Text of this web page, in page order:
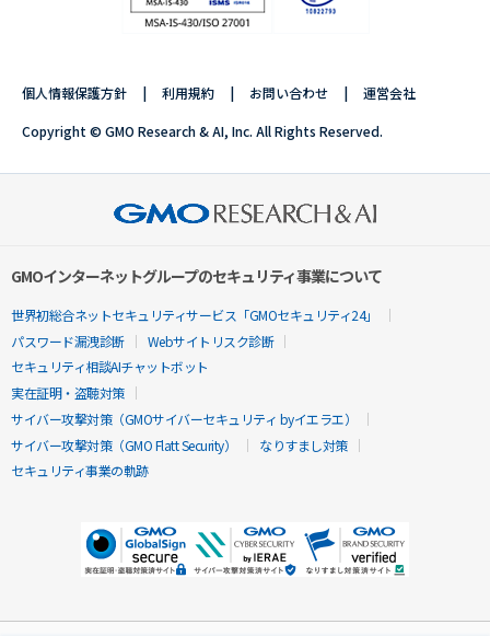
個人情報保護方針 利用規約 お問い合わせ 運営会社
Copyright © GMO Research & AI, Inc. All Rights Reserved.
GMOインターネットグループのセキュリティ事業について
世界初総合ネットセキュリティサービス「GMOセキュリティ24」
パスワード漏洩診断
Webサイトリスク診断
セキュリティ相談AIチャットボット
実在証明・盗聴対策
サイバー攻撃対策（GMOサイバーセキュリティ byイエラエ）
サイバー攻撃対策（GMO Flatt Security）
なりすまし対策
セキュリティ事業の軌跡